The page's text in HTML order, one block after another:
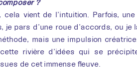
?
vient de l’intuition. Parfois,
je pars d’une roue d’accords, ou
mais une impulsion
rivière d’idées qui se
de cet immense fleuve.